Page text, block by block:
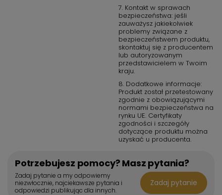
7. Kontakt w sprawach
bezpieczeństwa: jeśli
zauważysz jakiekolwiek
problemy związane z
bezpieczeństwem produktu,
skontaktuj się z producentem
lub autoryzowanym
przedstawicielem w Twoim
kraju.
8. Dodatkowe informacje:
Produkt został przetestowany
zgodnie z obowiązującymi
normami bezpieczeństwa na
rynku UE. Certyfikaty
zgodności i szczegóły
dotyczące produktu można
uzyskać u producenta.
Potrzebujesz pomocy? Masz pytania?
Zadaj pytanie a my odpowiemy
niezwłocznie, najciekawsze pytania i
odpowiedzi publikując dla innych.
Zadaj pytanie